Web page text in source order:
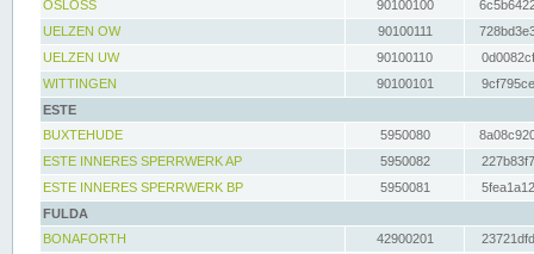
OSLOSS
90100100
UELZEN OW
90100111
UELZEN UW
90100110
WITTINGEN
90100101
ESTE
BUXTEHUDE
5950080
ESTE INNERES SPERRWERK AP
5950082
ESTE INNERES SPERRWERK BP
5950081
FULDA
BONAFORTH
42900201